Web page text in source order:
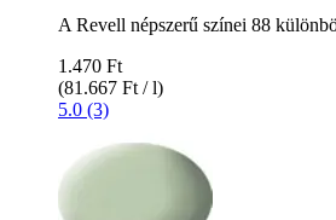
A Revell népszerű színei 88
1.470 Ft
(81.667 Ft / l)
5.0 (3)